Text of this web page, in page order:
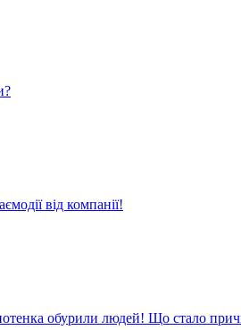
від компанії!
обурили людей! Що стало